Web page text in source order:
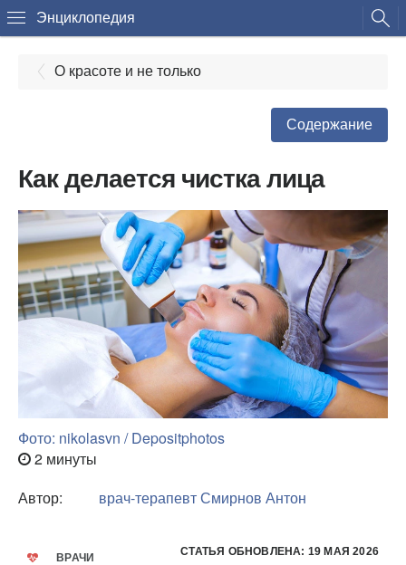
Энциклопедия
О красоте и не только
Содержание
Как делается чистка лица
Фото: nikolasvn / Depositphotos
2 минуты
Автор:
врач-терапевтСмирнов Антон
ВРАЧИ СТАТЬЯ ОБНОВЛЕНА: 19 МАЯ 2026